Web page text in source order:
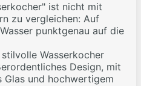
ist nicht mit
zu vergleichen: Auf
punktgenau auf die
Wasserkocher
Design, mit
Glas und hochwertigem